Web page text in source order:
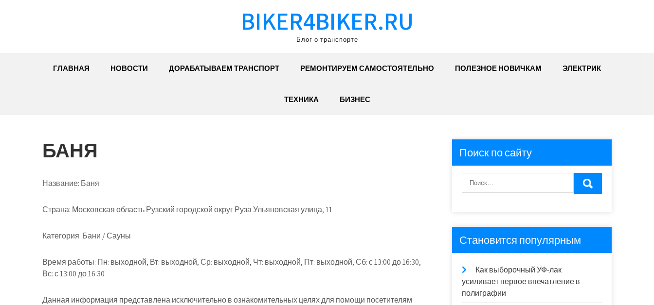
BIKER4BIKER.RU
Блог о транспорте
ГЛАВНАЯ НОВОСТИ ДОРАБАТЫВАЕМ ТРАНСПОРТ РЕМОНТИРУЕМ САМОСТОЯТЕЛЬНО ПОЛЕЗНОЕ НОВИЧКАМ ЭЛЕКТРИК
ТЕХНИКА БИЗНЕС
БАНЯ
Название: Баня
Страна: Московская область Рузский городской округ Руза Ульяновская улица, 11
Категория: Бани / Сауны
Время работы: Пн: выходной, Вт: выходной, Ср: выходной, Чт: выходной, Пт: выходной, Сб: с 13:00 до 16:30,
Вс: с 13:00 до 16:30
Данная информация представлена исключительно в ознакомительных целях для помощи посетителям
Поиск по сайту
Становится популярным
Как выборочный УФ-лак
усиливает первое впечатление в
полиграфии